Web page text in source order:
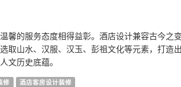
馨的服务态度相得益彰。酒店设计兼容古今之
取山水、汉服、汉玉、彭祖文化等元素，打造
文历史底蕴。
修 酒店客房设计装修